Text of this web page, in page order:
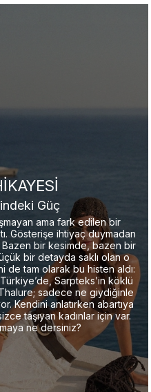
Güç
ama fark edilen bir
Gösterişe ihtiyaç duymadan
bir kesimde, bazen bir
bir detayda saklı olan o
de tam olarak bu histen aldı:
Sarpteks’in köklü
sadece ne giydiğinle
Kendini anlatırken abartıya
taşıyan kadınlar için var.
ne dersiniz?